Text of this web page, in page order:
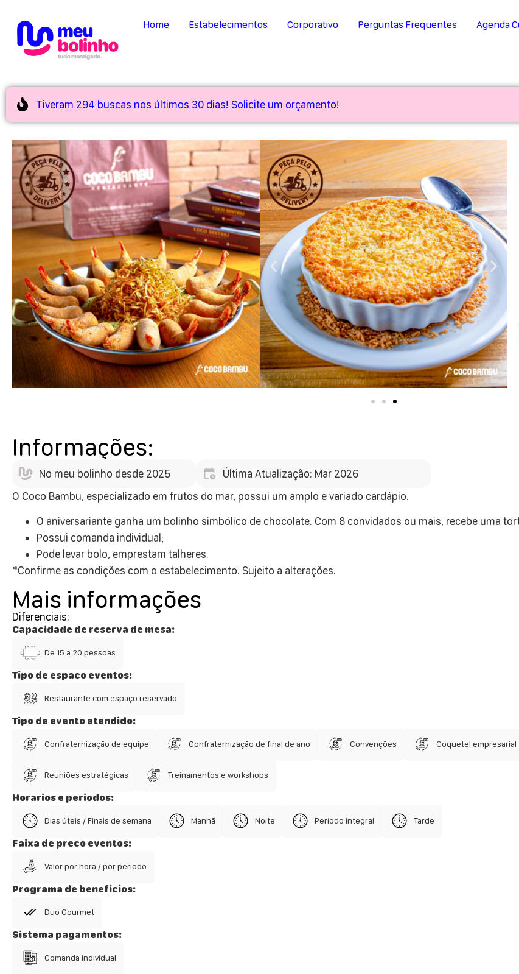
Home Estabelecimentos Corporativo Perguntas Frequentes Agenda
Tiveram 294 buscas nos últimos 30 dias! Solicite um orçamento!
Informações:
No meu bolinho desde 2025
Última Atualização: Mar 2026
O Coco Bambu, especializado em frutos do mar, possui um amplo e variado cardápio.
O aniversariante ganha um bolinho simbólico de chocolate. Com 8 convidados ou mais, recebe uma
Possui comanda individual;
Pode levar bolo, emprestam talheres.
*Confirme as condições com o estabelecimento. Sujeito a alterações.
Mais informações
Diferenciais:
Capacidade de reserva de mesa:
De 15 a 20 pessoas
Tipo de espaco eventos:
Restaurante com espaço reservado
Tipo de evento atendido:
Confraternização de equipe Confraternização de final de ano Convenções Coquetel empresarial
Reuniões estratégicas Treinamentos e workshops
Horarios e periodos:
Dias úteis / Finais de semana Manhã Noite Período integral Tarde
Faixa de preco eventos:
Valor por hora / por período
Programa de benefícios:
Duo Gourmet
Sistema pagamentos:
Comanda individual